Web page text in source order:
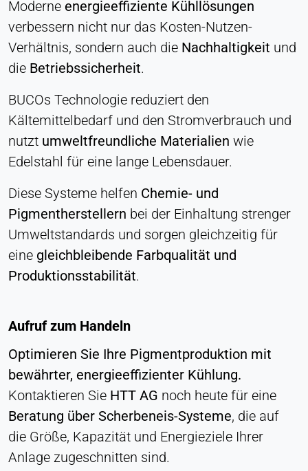
Moderne energieeffiziente Kühllösungen
verbessern nicht nur das Kosten-Nutzen-
Verhältnis, sondern auch die Nachhaltigkeit und
die Betriebssicherheit.
BUCOs Technologie reduziert den
Kältemittelbedarf und den Stromverbrauch und
nutzt umweltfreundliche Materialien wie
Edelstahl für eine lange Lebensdauer.
Diese Systeme helfen Chemie- und
Pigmentherstellern bei der Einhaltung strenger
Umweltstandards und sorgen gleichzeitig für
eine gleichbleibende Farbqualität und
Produktionsstabilität.
Aufruf zum Handeln
Optimieren Sie Ihre Pigmentproduktion mit
bewährter, energieeffizienter Kühlung.
Kontaktieren Sie HTT AG noch heute für eine
Beratung über Scherbeneis-Systeme, die auf
die Größe, Kapazität und Energieziele Ihrer
Anlage zugeschnitten sind.